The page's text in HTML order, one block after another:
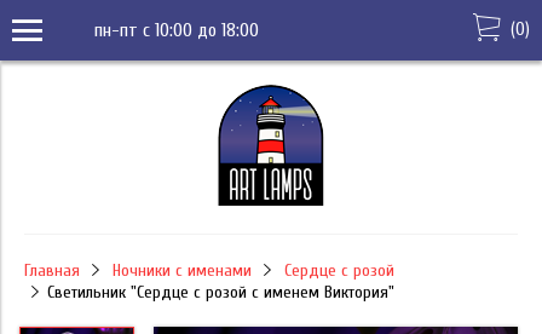
пн-пт с 10:00 до 18:00 (0)
Главная Ночники с именами
Сердце с розой
Светильник "Сердце с розой с именем Виктория"